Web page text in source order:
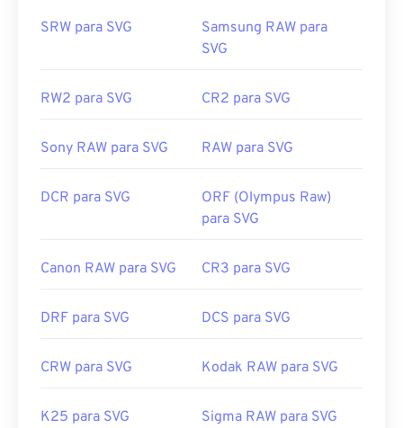
ouSVG para PDF
. Para converter para arquivos
vetoriais, como SVG para JPG, experimente nossas
Desenvolvido por: World Wide Web Consortium
(W3C)
Lançamento inicial:
4 de setembro de 2001
https://en.wikipedia.org/wiki/Scalable_Vector_Graphics
SRW para SVG
Samsung RAW para
SVG
RW2 para SVG CR2 para SVG
Sony RAW para SVG RAW para SVG
DCR para SVG
ORF (Olympus Raw)
para SVG
Canon RAW para SVG CR3 para SVG
DRF para SVG DCS para SVG
CRW para SVG Kodak RAW para SVG
K25 para SVG Sigma RAW para SVG